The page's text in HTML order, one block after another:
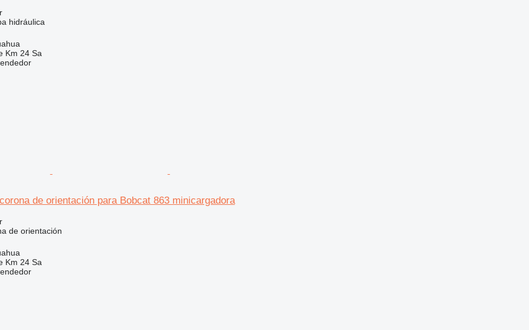
hidráulica
Km 24 Sa
de orientación para Bobcat 863 minicargadora
de orientación
Km 24 Sa